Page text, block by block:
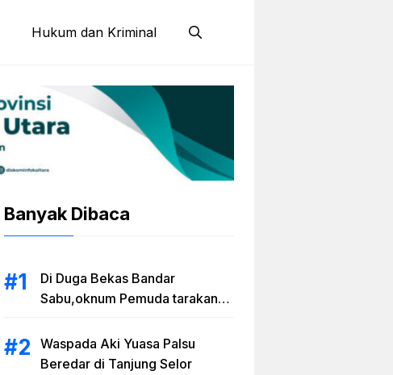
Hukum dan Kriminal
Banyak Dibaca
Di Duga Bekas Bandar
Sabu,oknum Pemuda tarakan
Waspada Aki Yuasa Palsu
Beredar di Tanjung Selor